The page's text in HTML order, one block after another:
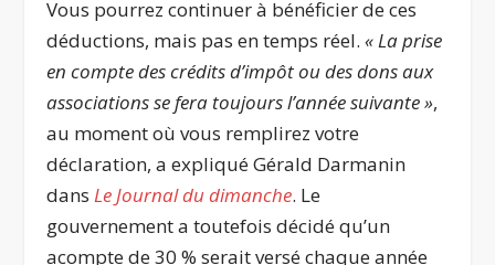
Vous pourrez continuer à bénéficier de ces
déductions, mais pas en temps réel.« La prise
en compte des crédits d’impôt ou des dons aux
associations se fera toujours l’année suivante »,
au moment où vous remplirez votre
déclaration, a expliqué Gérald Darmanin
dansLe Journal du dimanche. Le
gouvernement a toutefois décidé qu’un
acompte de 30 % serait versé chaque année